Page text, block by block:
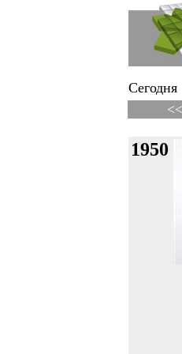
Сегодня
1950